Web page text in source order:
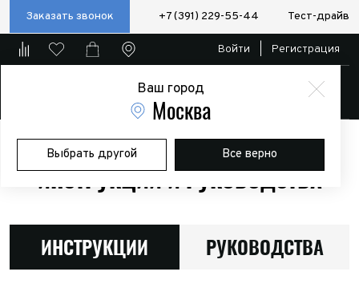
Заказать звонок +7 (391) 229-55-44 Тест-драйв
Ваш город
Москва
Выбрать другой Все верно
Войти Регистрация
Главная Инструкции
ИНСТРУКЦИИ И РУКОВОДСТВА
ИНСТРУКЦИИ РУКОВОДСТВА